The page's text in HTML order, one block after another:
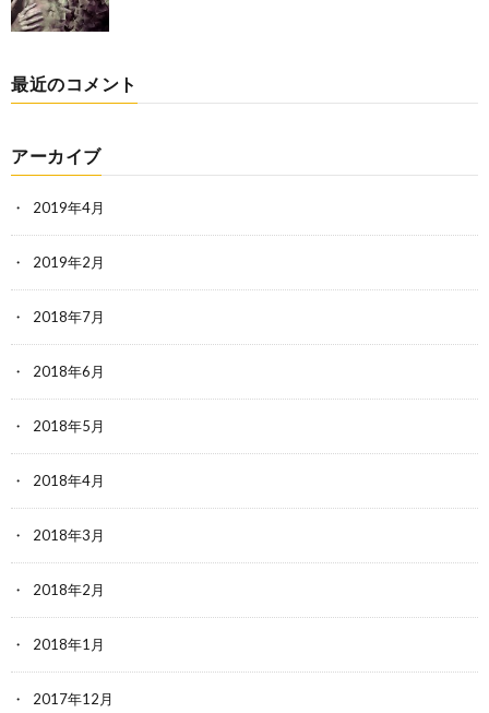
最近のコメント
アーカイブ
2019年4月
2019年2月
2018年7月
2018年6月
2018年5月
2018年4月
2018年3月
2018年2月
2018年1月
2017年12月